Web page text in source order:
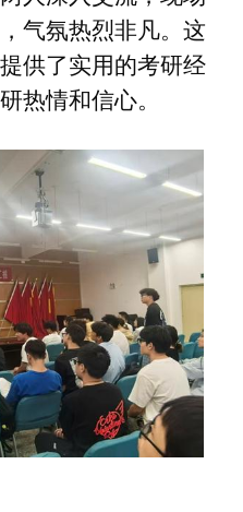
气氛热烈非凡。这
供了实用的考研经
热情和信心。